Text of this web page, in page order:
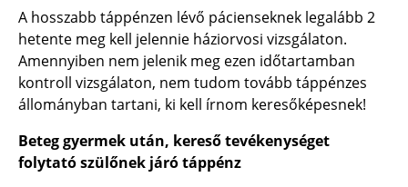
A hosszabb táppénzen lévő pácienseknek legalább 2
hetente meg kell jelennie háziorvosi vizsgálaton.
Amennyiben nem jelenik meg ezen időtartamban
kontroll vizsgálaton, nem tudom tovább táppénzes
állományban tartani, ki kell írnom keresőképesnek!
Beteg gyermek után, kereső tevékenységet
folytató szülőnek járó táppénz